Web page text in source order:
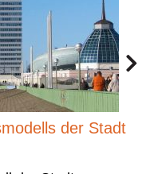
der Stadt